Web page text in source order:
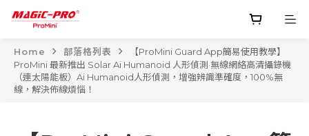
Home 部落格列表
【ProMini Guard App簡易使用教學】
ProMini 最新推出 Solar Ai Humanoid 人形偵測·無線​​網絡高清攝錄機
（連太陽能板）Ai Humanoid人形偵測，增強辨識準確度，100%無
線，解決佈線煩惱！